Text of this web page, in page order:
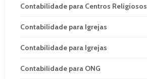
Contabilidade para Centros Religiosos
Contabilidade para Igrejas
Contabilidade para Igrejas
Contabilidade para ONG